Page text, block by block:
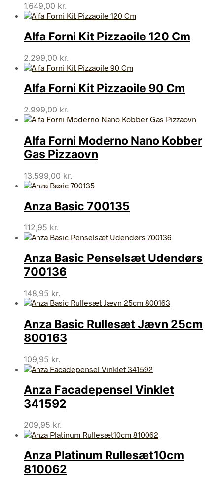
1.649,00 kr.
Alfa Forni Kit Pizzaoile 120 Cm
2.299,00 kr.
Alfa Forni Kit Pizzaoile 90 Cm
2.999,00 kr.
Alfa Forni Moderno Nano Kobber
Gas Pizzaovn
13.599,00 kr.
Anza Basic 700135
112,95 kr.
Anza Basic Penselsæt Udendørs
700136
148,95 kr.
Anza Basic Rullesæt Jævn 25cm
800163
109,95 kr.
Anza Facadepensel Vinklet
341592
209,95 kr.
Anza Platinum Rullesæt10cm
810062